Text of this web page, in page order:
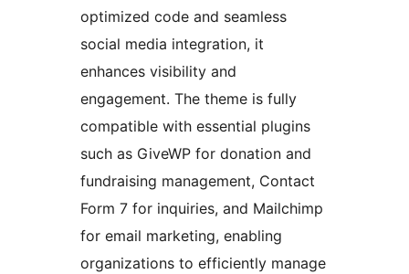
optimized code and seamless
social media integration, it
enhances visibility and
engagement. The theme is fully
compatible with essential plugins
such as GiveWP for donation and
fundraising management, Contact
Form 7 for inquiries, and Mailchimp
for email marketing, enabling
organizations to efficiently manage